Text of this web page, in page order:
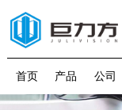
首页 产品 公司